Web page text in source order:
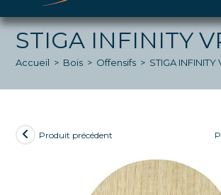
STIGA INFINITY
Accueil > Bois > Offensifs > STIGA INFINITY
Produit précédent